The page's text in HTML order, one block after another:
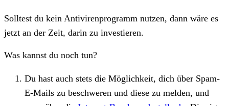
Solltest du kein Antivirenprogramm nutzen, dann wäre es
jetzt an der Zeit, darin zu investieren.
Was kannst du noch tun?
Du hast auch stets die Möglichkeit, dich über Spam-
E-Mails zu beschweren und diese zu melden, und